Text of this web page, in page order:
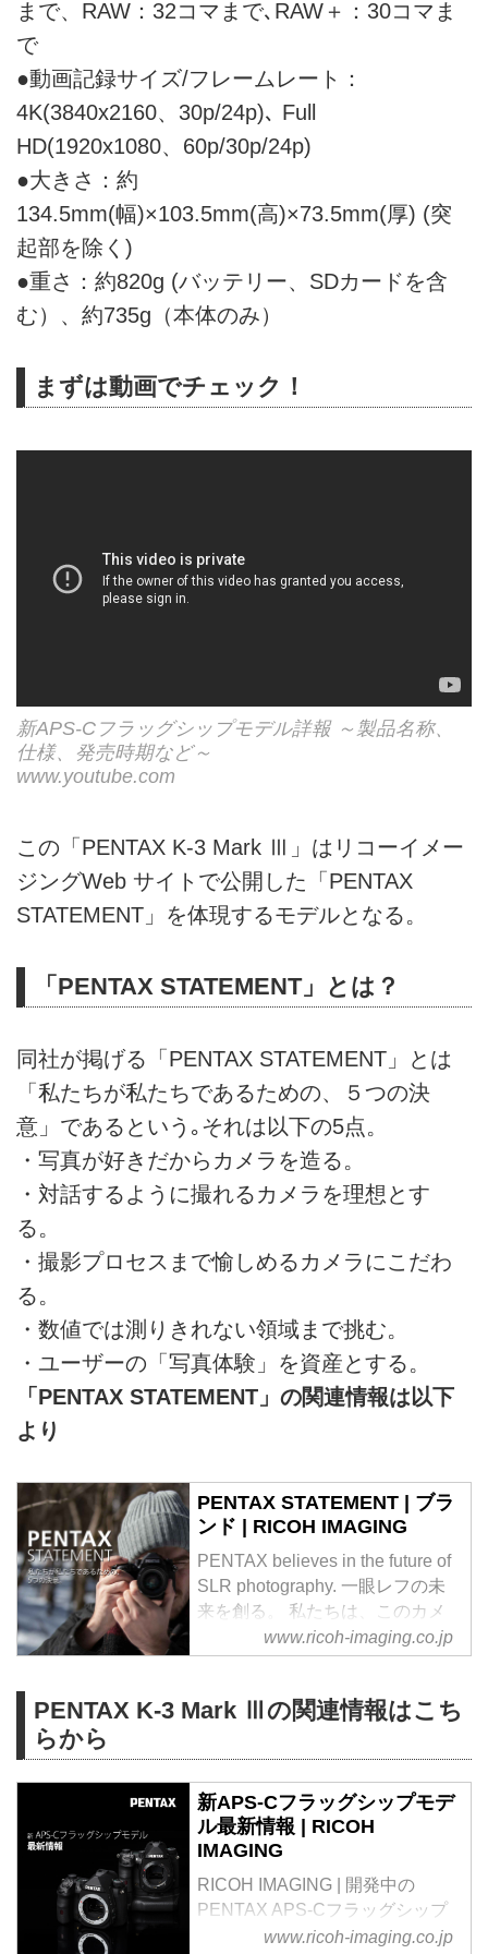
まで、RAW：32コマまで､RAW＋：30コマま
で
●動画記録サイズ/フレームレート：
4K(3840x2160、30p/24p)､ Full
HD(1920x1080、60p/30p/24p)
●大きさ：約
134.5mm(幅)×103.5mm(高)×73.5mm(厚) (突
起部を除く)
●重さ：約820g (バッテリー、SDカードを含
む）、約735g（本体のみ）
まずは動画でチェック！
新APS-Cフラッグシップモデル詳報 ～製品名称、
仕様、発売時期など～
www.youtube.com
この「PENTAX K-3 Mark Ⅲ」はリコーイメー
ジングWeb サイトで公開した「PENTAX
STATEMENT」を体現するモデルとなる。
「PENTAX STATEMENT」とは？
同社が掲げる「PENTAX STATEMENT」とは
「私たちが私たちであるための、５つの決
意」であるという｡それは以下の5点。
・写真が好きだからカメラを造る。
・対話するように撮れるカメラを理想とす
る。
・撮影プロセスまで愉しめるカメラにこだわ
る。
・数値では測りきれない領域まで挑む。
・ユーザーの「写真体験」を資産とする。
「PENTAX STATEMENT」の関連情報は以下
より
PENTAX STATEMENT | ブラ
ンド | RICOH IMAGING
PENTAX believes in the future of
SLR photography. 一眼レフの未
来を創る。 私たちは、このカメ
ラの新しい未来に挑み続けます。
www.ricoh-imaging.co.jp
PENTAX K-3 Mark Ⅲの関連情報はこち
らから
新APS-Cフラッグシップモデ
ル最新情報 | RICOH
IMAGING
RICOH IMAGING | 開発中の
PENTAX APS-Cフラッグシップ
一眼レフカメラの最新情報や、開
www.ricoh-imaging.co.jp